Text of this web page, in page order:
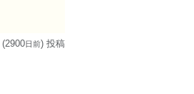
(2900日前) 投稿